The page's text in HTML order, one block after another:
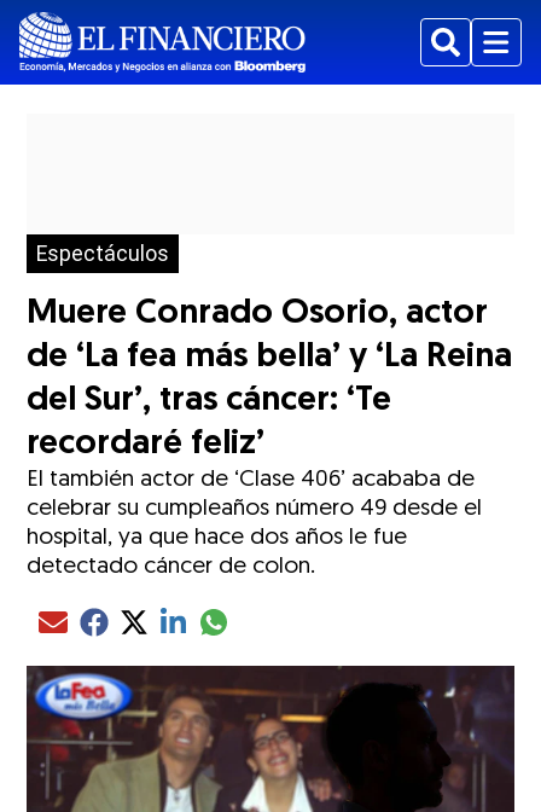
BuscarMenu
Espectáculos
Muere Conrado Osorio, actor
de ‘La fea más bella’ y ‘La Reina
del Sur’, tras cáncer: ‘Te
recordaré feliz’
El también actor de ‘Clase 406’ acababa de
celebrar su cumpleaños número 49 desde el
hospital, ya que hace dos años le fue
detectado cáncer de colon.
Compartir el artículo actual mediante Email
Compartir el artículo actual mediante Facebook
Compartir el artículo actual mediante Twitter
Compartir el artículo actual mediante LinkedIn
Compartir el artículo actual mediante